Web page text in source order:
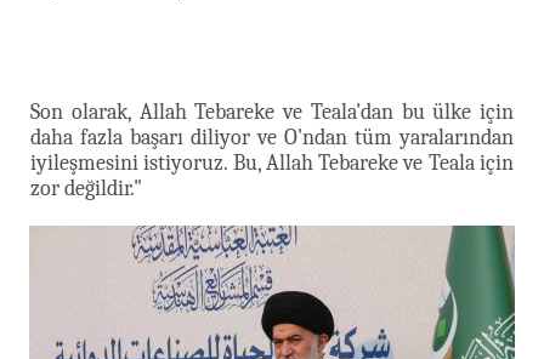
Son olarak, Allah Tebareke ve Teala'dan bu ülke için
daha fazla başarı diliyor ve O'ndan tüm yaralarından
iyileşmesini istiyoruz. Bu, Allah Tebareke ve Teala için
zor değildir."​​​​​​​​​​​​​​​​